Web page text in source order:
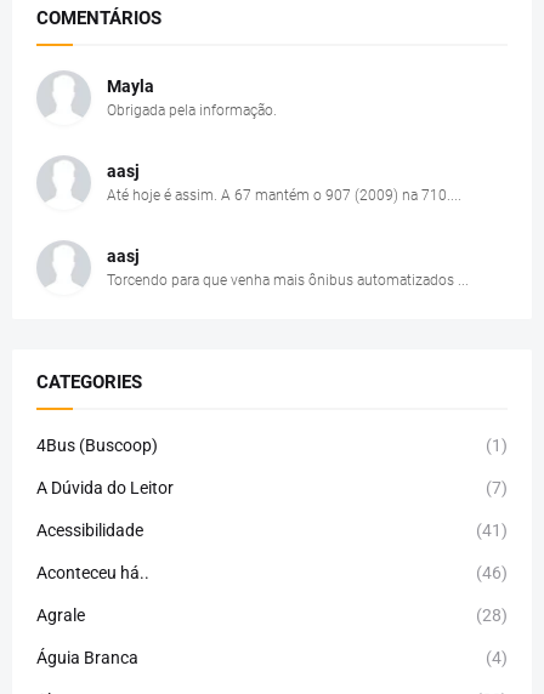
COMENTÁRIOS
Mayla
Obrigada pela informação.
aasj
Até hoje é assim. A 67 mantém o 907 (2009) na 710....
aasj
Torcendo para que venha mais ônibus automatizados ...
CATEGORIES
4Bus (Buscoop) (1)
A Dúvida do Leitor (7)
Acessibilidade (41)
Aconteceu há.. (46)
Agrale (28)
Águia Branca (4)